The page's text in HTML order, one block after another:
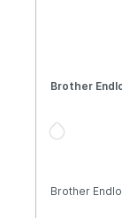
Brother
Brother